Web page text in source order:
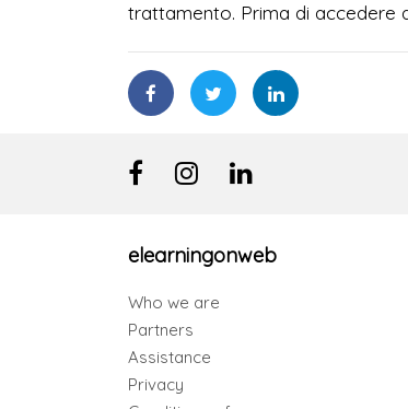
trattamento. Prima di accedere
elearningonweb
Who we are
Partners
Assistance
Privacy